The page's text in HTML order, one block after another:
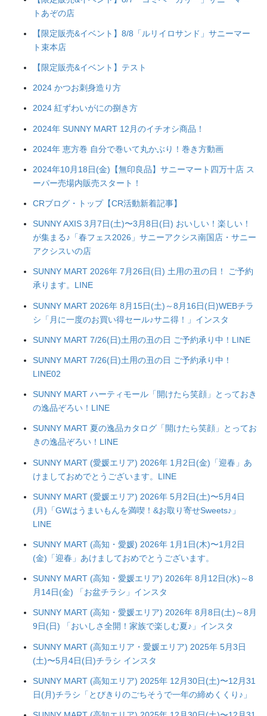
トあぞの店
【限定販売&イベント】8/8「ルリイロサンド」サニーマー
ト束本店
【限定販売&イベント】テスト
2024 かつお刺身造り方
2024 紅ずわいがにの捌き方
2024年 SUNNY MART 12月のイチオシ商品！
2024年 恵方巻 自分で巻いて丸かぶり！巻き方動画
2024年10月18日(金)【無印良品】サニーマート四万十店 ス
ーパー売場内販売スタート！
CRブログ・トップ【CR活動新着記事】
SUNNY AXIS 3月7日(土)〜3月8日(日) おいしい！楽しい！
が集まる♪「春フェス2026」サニーアクシス南国店・サニー
アクシスいの店
SUNNY MART 2026年 7月26日(日) 土用の丑の日！ ご予約
承ります。LINE
SUNNY MART 2026年 8月15日(土)～8月16日(日)WEBチラ
シ「月に一度のお買い得セール♪サニ得！」インスタ
SUNNY MART 7/26(日)土用の丑の日 ご予約承り中！LINE
SUNNY MART 7/26(日)土用の丑の日 ご予約承り中！
LINE02
SUNNY MART ハーティモール「開けたら笑顔」とっておき
の逸品ぞろい！LINE
SUNNY MART 夏の逸品カタログ「開けたら笑顔」とってお
きの逸品ぞろい！LINE
SUNNY MART (愛媛エリア) 2026年 1月2日(金)「迎春」あ
けましておめでとうございます。LINE
SUNNY MART (愛媛エリア) 2026年 5月2日(土)〜5月4日
(月)「GWはうまいもんを満喫！&お取り寄せSweets♪」
LINE
SUNNY MART (高知・愛媛) 2026年 1月1日(木)〜1月2日
(金)「迎春」あけましておめでとうございます。
SUNNY MART (高知・愛媛エリア) 2026年 8月12日(水)～8
月14日(金) 「お盆チラシ」インスタ
SUNNY MART (高知・愛媛エリア) 2026年 8月8日(土)～8月
9日(日) 「おいしさ全開！家族で楽しむ夏♪」インスタ
SUNNY MART (高知エリア・愛媛エリア) 2025年 5月3日
(土)〜5月4日(日)チラシ インスタ
SUNNY MART (高知エリア) 2025年 12月30日(土)〜12月31
日(月)チラシ「とびきりのごちそうで一年の締めくくり♪」